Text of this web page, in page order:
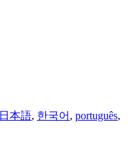
日本語, 한국어 , português,